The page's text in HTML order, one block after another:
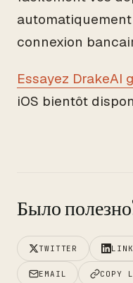
connexion
Essayez DrakeAI
iOS bientôt
Было
TWITTER
EMAIL COPY